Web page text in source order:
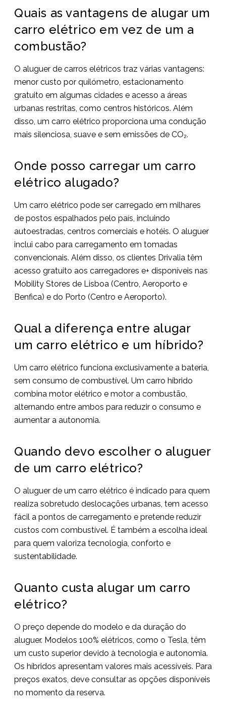
Quais as vantagens de alugar um
carro elétrico em vez de um a
combustão?
O aluguer de carros elétricos traz várias vantagens:
menor custo por quilómetro, estacionamento
gratuito em algumas cidades e acesso a áreas
urbanas restritas, como centros históricos. Além
disso, um carro elétrico proporciona uma condução
mais silenciosa, suave e sem emissões de CO₂.
Onde posso carregar um carro
elétrico alugado?
Um carro elétrico pode ser carregado em milhares
de postos espalhados pelo país, incluindo
autoestradas, centros comerciais e hotéis. O aluguer
inclui cabo para carregamento em tomadas
convencionais. Além disso, os clientes Drivalia têm
acesso gratuito aos carregadores e+ disponíveis nas
Mobility Stores de Lisboa (Centro, Aeroporto e
Benfica) e do Porto (Centro e Aeroporto).
Qual a diferença entre alugar
um carro elétrico e um híbrido?
Um carro elétrico funciona exclusivamente a bateria,
sem consumo de combustível. Um carro híbrido
combina motor elétrico e motor a combustão,
alternando entre ambos para reduzir o consumo e
aumentar a autonomia.
Quando devo escolher o aluguer
de um carro elétrico?
O aluguer de um carro elétrico é indicado para quem
realiza sobretudo deslocações urbanas, tem acesso
fácil a pontos de carregamento e pretende reduzir
custos com combustível. É também a escolha ideal
para quem valoriza tecnologia, conforto e
sustentabilidade.
Quanto custa alugar um carro
elétrico?
O preço depende do modelo e da duração do
aluguer. Modelos 100% elétricos, como o Tesla, têm
um custo superior devido à tecnologia e autonomia.
Os híbridos apresentam valores mais acessíveis. Para
preços exatos, deve consultar as opções disponíveis
no momento da reserva.